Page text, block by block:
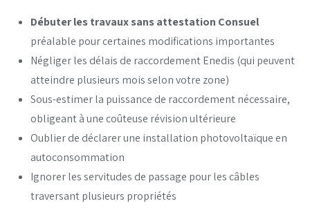
Débuter les travaux sans attestation Consuel
préalable pour certaines modifications importantes
Négliger les délais de raccordement Enedis (qui peuvent
atteindre plusieurs mois selon votre zone)
Sous-estimer la puissance de raccordement nécessaire,
obligeant à une coûteuse révision ultérieure
Oublier de déclarer une installation photovoltaïque en
autoconsommation
Ignorer les servitudes de passage pour les câbles
traversant plusieurs propriétés